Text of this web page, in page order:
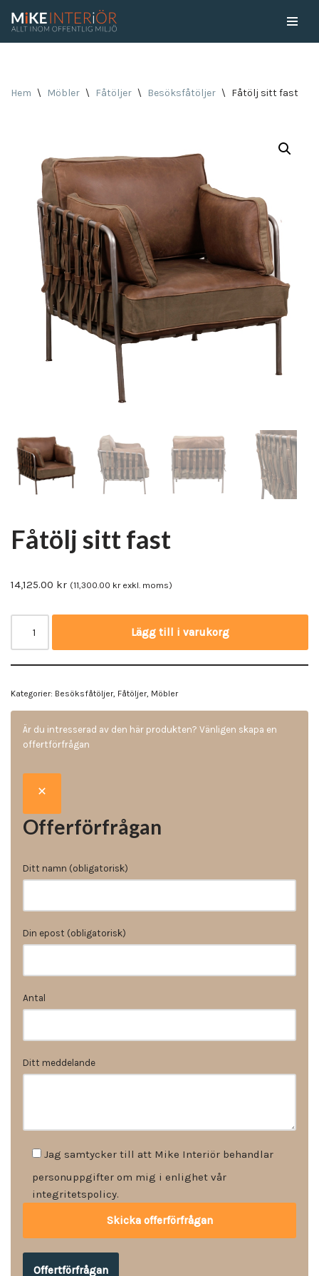
Hem \ Möbler \ Fåtöljer \ Besöksfåtöljer \ Fåtölj sitt fast
Fåtölj sitt fast
14,125.00 kr (11,300.00 krexkl. moms)
Lägg till i varukorg
Kategorier: Besöksfåtöljer, Fåtöljer, Möbler
Är du intresserad av den här produkten? Vänligen skapa en
offertförfrågan
Offerförfrågan
Ditt namn (obligatorisk)
Din epost (obligatorisk)
Antal
Ditt meddelande
Jag samtycker till att Mike Interiör behandlar
personuppgifter om mig i enlighet vår
integritetspolicy.
Offertförfrågan